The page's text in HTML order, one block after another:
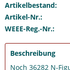
Artikelbestand:
Artikel-Nr.:
WEEE-Reg.-Nr.:
Beschreibung
Noch 36282 N-